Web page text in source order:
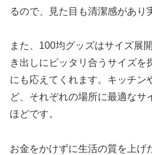
るので、見た目も清潔感があり
また、100均グッズはサイズ展
き出しにピッタリ合うサイズを
にも応えてくれます。キッチン
ど、それぞれの場所に最適なサ
ほどです。
お金をかけずに生活の質を上げ